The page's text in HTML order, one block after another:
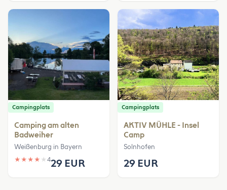
Campingplats
Camping am alten
Badweiher
Weißenburg in Bayern
★ ★ ★ ★ ★ 429 EUR
Campingplats
AKTIV MÜHLE - Insel
Camp
Solnhofen
29 EUR